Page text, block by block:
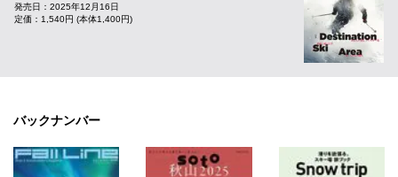
発売日：2025年12月16日
定価：1,540円 (本体1,400円)
バックナンバー